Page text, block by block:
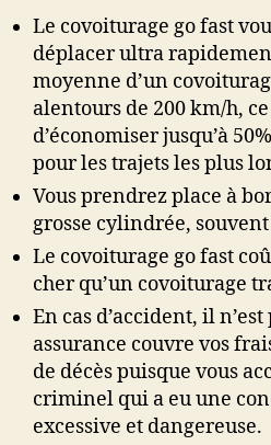
Le covoiturage go fast
déplacer ultra
moyenne d’un
alentours de 200 km/h,
d’économiser jusqu’à
pour les trajets les plus
Vous prendrez place à
grosse cylindrée,
Le covoiturage go fast
cher qu’un covoiturage
En cas d’accident, il
assurance couvre vos
de décès puisque vous
criminel qui a eu une
excessive et dangereuse.